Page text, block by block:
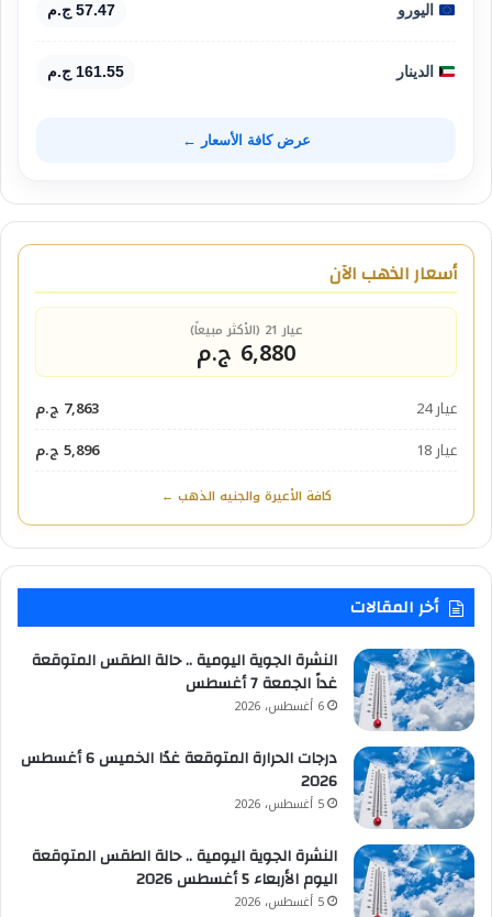
اليورو 57.47 ج.م
الدينار 161.55 ج.م
عرض كافة الأسعار ←
أسعار الذهب الآن
عيار 21 (الأكثر مبيعاً)
6,880 ج.م
عيار 24
7,863 ج.م
عيار 18
5,896 ج.م
كافة الأعيرة والجنيه الذهب ←
أخر المقالات
النشرة الجوية اليومية .. حالة الطقس المتوقعة
غداً الجمعة 7 أغسطس
6 أغسطس، 2026
درجات الحرارة المتوقعة غدًا الخميس 6 أغسطس
2026
5 أغسطس، 2026
النشرة الجوية اليومية .. حالة الطقس المتوقعة
اليوم الأربعاء 5 أغسطس 2026
5 أغسطس، 2026